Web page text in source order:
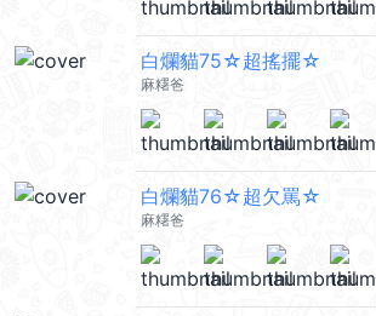
白爛貓75☆超搖擺☆
麻糬爸
白爛貓76☆超欠罵☆
麻糬爸